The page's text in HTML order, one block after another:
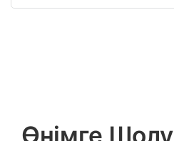
Өнімге Шолу